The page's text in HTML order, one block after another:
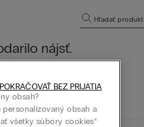
Hľadať produkt
nájsť.
obsah?
obsah a
všetky súbory cookies”
POKRAČOVAŤ BEZ PRIJATIA